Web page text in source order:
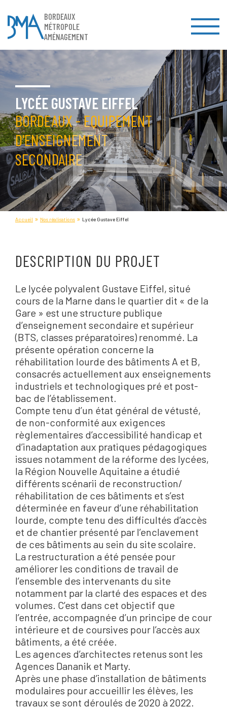
BORDEAUX
MÉTROPOLE
AMÉNAGEMENT
LYCÉE GUSTAVE EIFFEL
BORDEAUX - EQUIPEMENT
D'ENSEIGNEMENT
SECONDAIRE
Accueil » Nos réalisations » Lycée Gustave Eiffel
DESCRIPTION DU PROJET
Le lycée polyvalent Gustave Eiffel, situé
cours de la Marne dans le quartier dit « de la
Gare » est une structure publique
d’enseignement secondaire et supérieur
(BTS, classes préparatoires) renommé. La
présente opération concerne la
réhabilitation lourde des bâtiments A et B,
consacrés actuellement aux enseignements
industriels et technologiques pré et post-
bac de l’établissement.
Compte tenu d’un état général de vétusté,
de non-conformité aux exigences
règlementaires d’accessibilité handicap et
d’inadaptation aux pratiques pédagogiques
issues notamment de la réforme des lycées,
la Région Nouvelle Aquitaine a étudié
différents scénarii de reconstruction/
réhabilitation de ces bâtiments et s’est
déterminée en faveur d’une réhabilitation
lourde, compte tenu des difficultés d’accès
et de chantier présenté par l’enclavement
de ces bâtiments au sein du site scolaire.
La restructuration a été pensée pour
améliorer les conditions de travail de
l’ensemble des intervenants du site
notamment par la clarté des espaces et des
volumes. C’est dans cet objectif que
l’entrée, accompagnée d’un principe de cour
intérieure et de coursives pour l’accès aux
bâtiments, a été créée.
Les agences d’architectes retenus sont les
Agences Dananik et Marty.
Après une phase d’installation de bâtiments
modulaires pour accueillir les élèves, les
travaux se sont déroulés de 2020 à 2022.